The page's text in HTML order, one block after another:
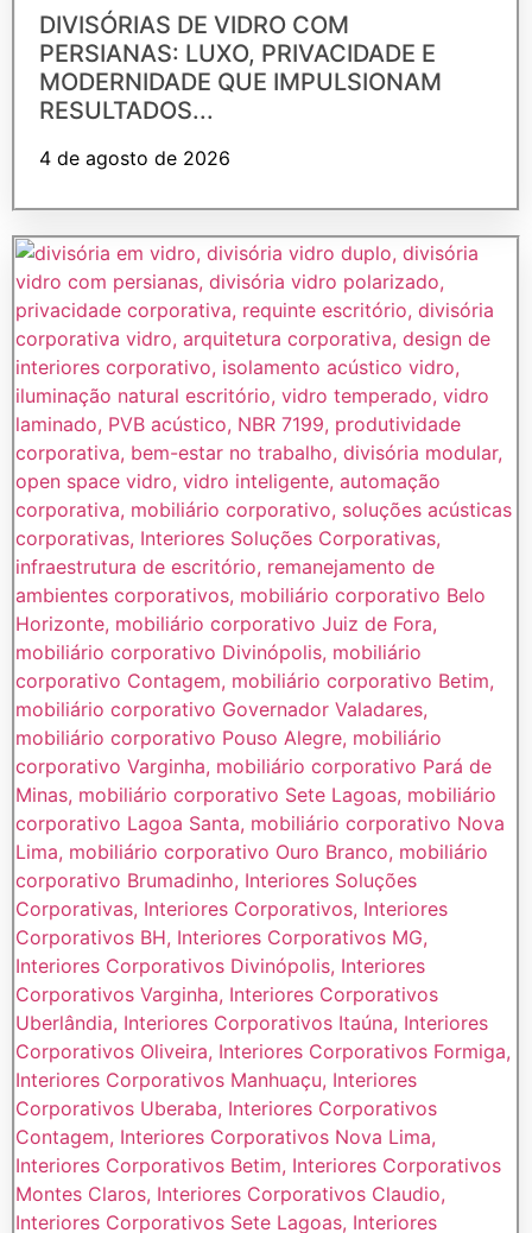
DIVISÓRIAS DE VIDRO COM
PERSIANAS: LUXO, PRIVACIDADE E
MODERNIDADE QUE IMPULSIONAM
RESULTADOS...
4 de agosto de 2026